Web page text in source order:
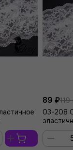
89 ₽119
03-208